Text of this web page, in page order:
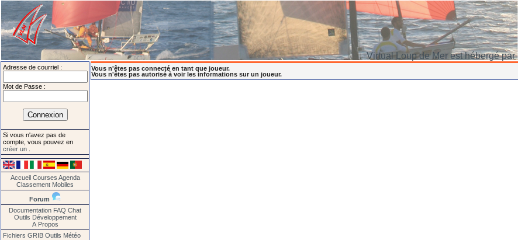
Virtual Loup de Mer est hébergé par
Adresse de courriel :
Mot de Passe :
Si vous n'avez pas de
compte, vous pouvez en
créer un
Accueil Courses Agenda
Classement Mobiles
Forum
Documentation FAQ Chat
Outils Développement
A Propos
Fichiers GRIB Outils Météo
Vous n'êtes pas connecté en tant que joueur.
Vous n'êtes pas autorisé à voir les informations sur un joueur.